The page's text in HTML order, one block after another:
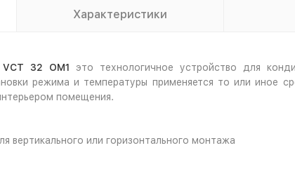
Характеристики
32 OM1 это технологичное устройство для
режима и температуры применяется то или иное
помещения.
вертикального или горизонтального монтажа